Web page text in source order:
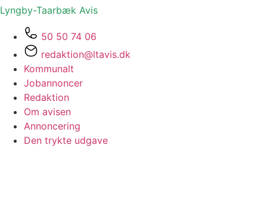
Lyngby-Taarbæk Avis
50 50 74 06
redaktion@ltavis.dk
Kommunalt
Jobannoncer
Redaktion
Om avisen
Annoncering
Den trykte udgave